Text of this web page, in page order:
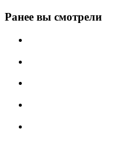
Ранее вы смотрели